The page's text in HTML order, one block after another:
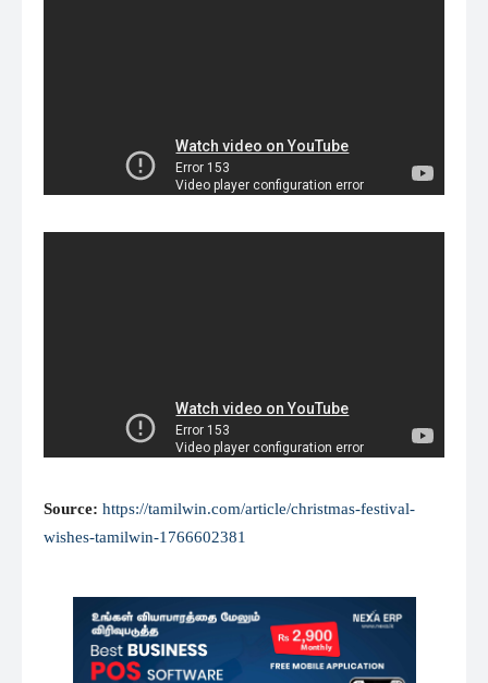
Source: https://tamilwin.com/article/christmas-festival-
wishes-tamilwin-1766602381